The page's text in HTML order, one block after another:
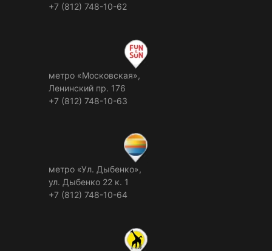
+7 (812) 748-10-62
метро «Московская»,
Ленинский пр. 176
+7 (812) 748-10-63
метро «Ул. Дыбенко»,
ул. Дыбенко 22 к. 1
+7 (812) 748-10-64